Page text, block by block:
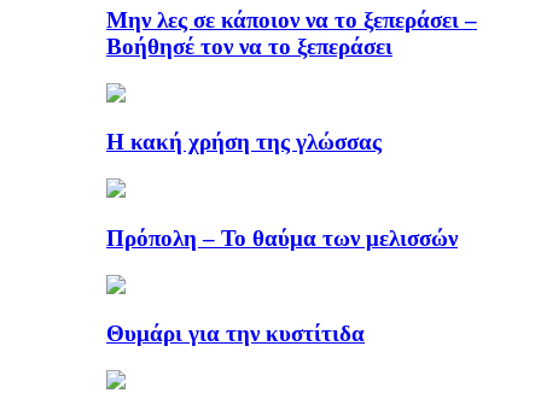
Μην λες σε κάποιον να το ξεπεράσει –
Βοήθησέ τον να το ξεπεράσει
Η κακή χρήση της γλώσσας
Πρόπολη – Το θαύμα των μελισσών
Θυμάρι για την κυστίτιδα